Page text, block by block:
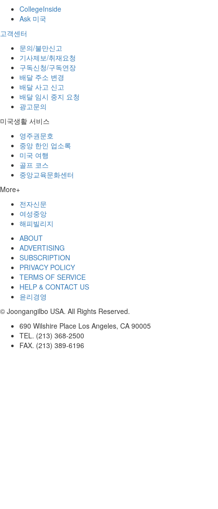
CollegeInside
Ask 미국
고객센터
문의/불만신고
기사제보/취재요청
구독신청/구독연장
배달 주소 변경
배달 사고 신고
배달 임시 중지 요청
광고문의
미국생활 서비스
영주권문호
중앙 한인 업소록
미국 여행
골프 코스
중앙교육문화센터
More+
전자신문
여성중앙
해피빌리지
ABOUT
ADVERTISING
SUBSCRIPTION
PRIVACY POLICY
TERMS OF SERVICE
HELP & CONTACT US
윤리경영
© Joongangilbo USA. All Rights Reserved.
690 Wilshire Place Los Angeles, CA 90005
TEL. (213) 368-2500
FAX. (213) 389-6196